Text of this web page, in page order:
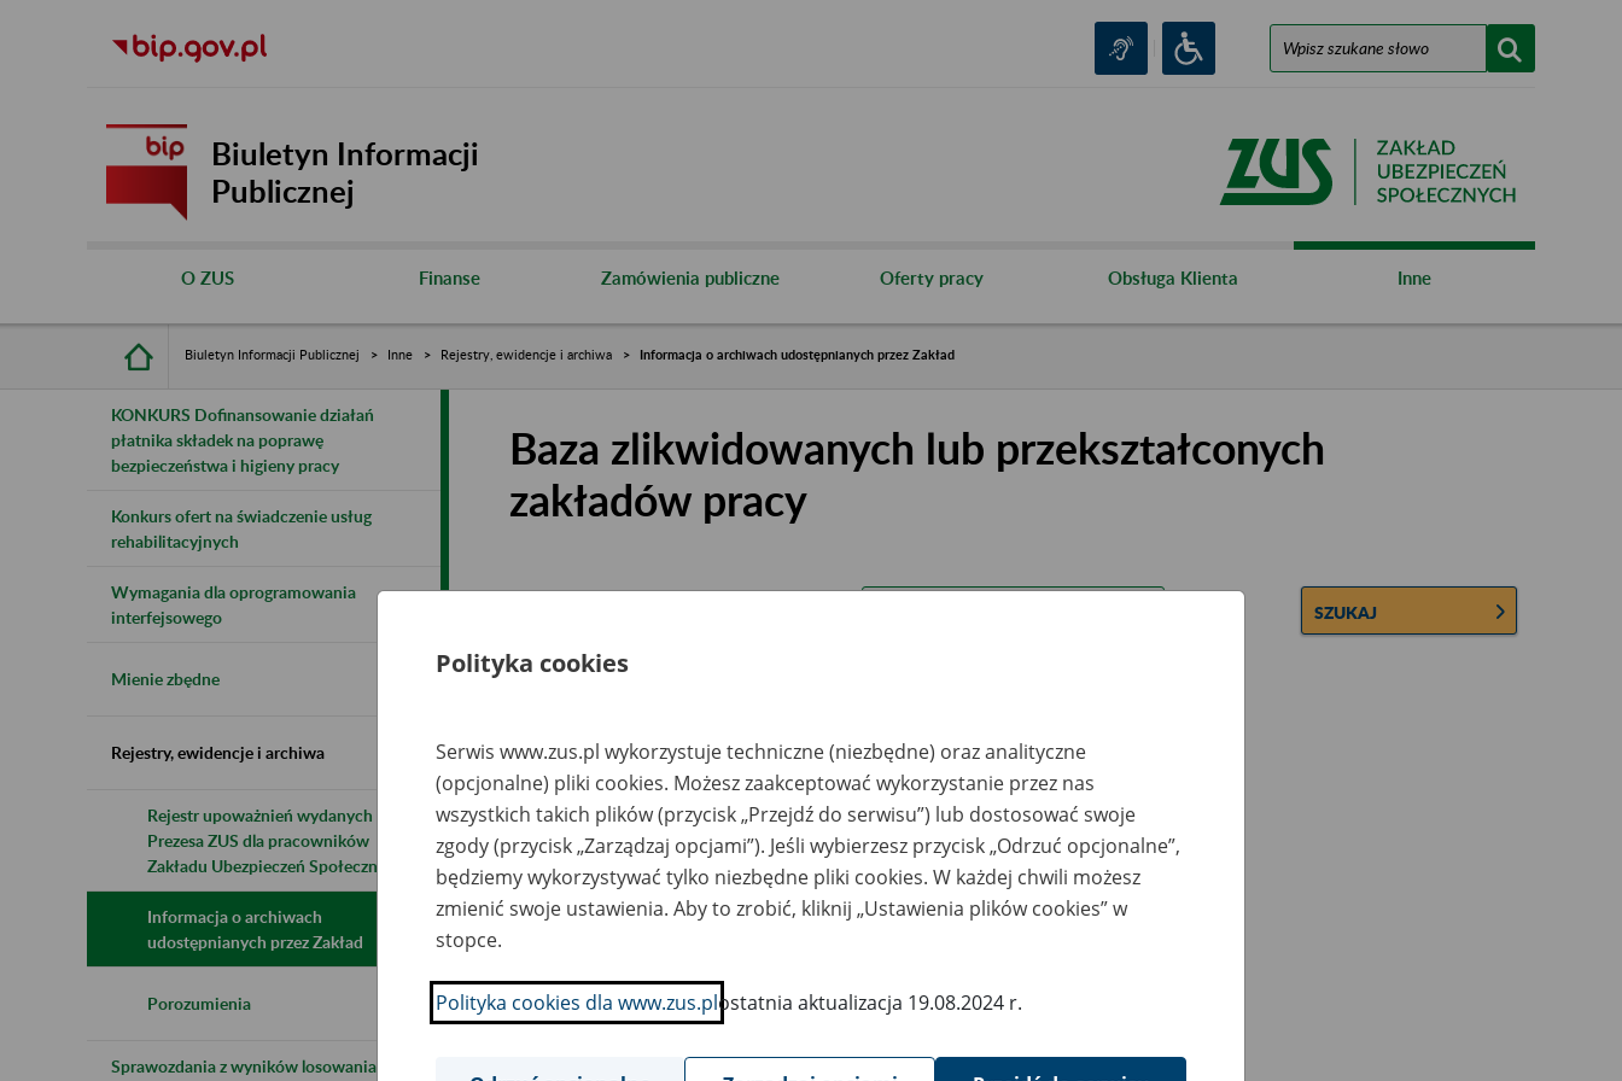
Biuletyn Informacji
Publicznej
O ZUS Finanse Zamówienia publiczne Oferty pracy Obsługa Klienta Inne
Biuletyn Informacji Publicznej Inne Rejestry, ewidencje i archiwa Informacja o archiwach udostępnianych przez Zakład
KONKURS Dofinansowanie działań
płatnika składek na poprawę
bezpieczeństwa i higieny pracy
Konkurs ofert na świadczenie usług
rehabilitacyjnych
Wymagania dla oprogramowania
interfejsowego
Mienie zbędne
Rejestry, ewidencje i archiwa
Rejestr upoważnień wydanych przez
Prezesa ZUS dla pracowników
Zakładu Ubezpieczeń Społecznych
Informacja o archiwach
udostępnianych przez Zakład
Porozumienia
Sprawozdania z wyników losowania do
Baza zlikwidowanych lub przekształconych
zakładów pracy
SZUKAJ
Wszystkie uwagi można przesyłać poprzez
Wyświetl wszystkie
Polityka cookies
Serwis www.zus.pl wykorzystuje techniczne (niezbędne) oraz analityczne
(opcjonalne) pliki cookies. Możesz zaakceptować wykorzystanie przez nas
wszystkich takich plików (przycisk „Przejdź do serwisu”) lub dostosować swoje
zgody (przycisk „Zarządzaj opcjami”). Jeśli wybierzesz przycisk „Odrzuć opcjonalne”,
będziemy wykorzystywać tylko niezbędne pliki cookies. W każdej chwili możesz
zmienić swoje ustawienia. Aby to zrobić, kliknij „Ustawienia plików cookies” w
stopce.
Polityka cookies dla www.zus.plostatnia aktualizacja 19.08.2024 r.